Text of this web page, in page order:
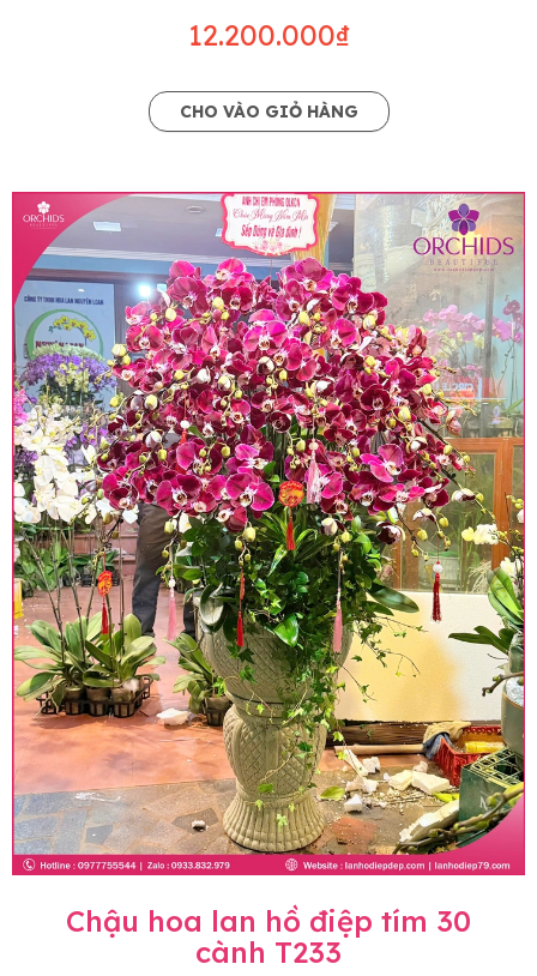
12.200.000₫
CHO VÀO GIỎ HÀNG
Chậu hoa lan hồ điệp tím 30
cành T233